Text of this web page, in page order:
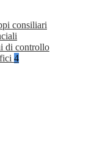
consiliari
di controllo
4